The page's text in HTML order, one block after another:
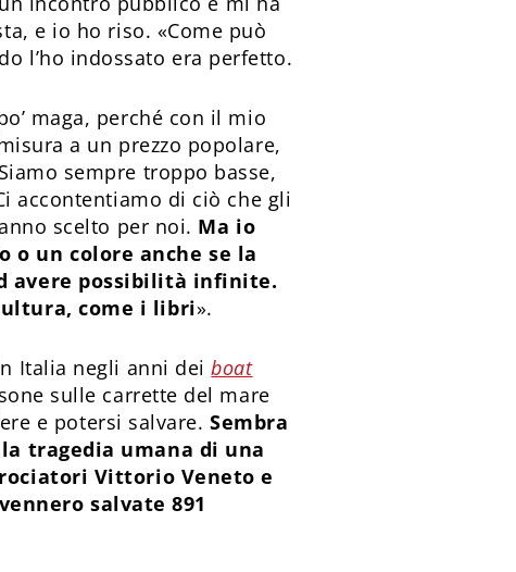
e io ho riso. «Come può
l’ho indossato era perfetto.
maga, perché con il mio
a un prezzo popolare,
sempre troppo basse,
accontentiamo di ciò che gli
scelto per noi. Ma io
o un colore anche se la
avere possibilità infinite.
come i libri».
Italia negli anni deiboat
sulle carrette del mare
e potersi salvare.Sembra
tragedia umana di una
Vittorio Veneto e
salvate 891